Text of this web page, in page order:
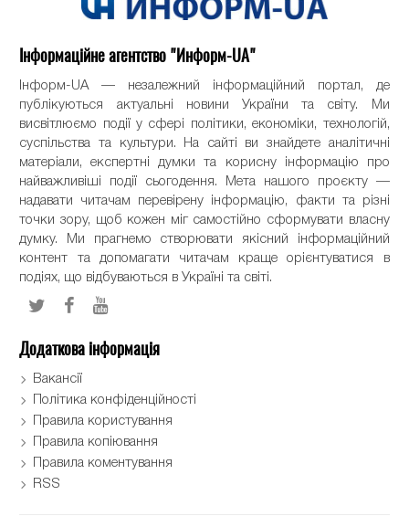
Інформаційне агентство "Информ-UA"
Інформ-UA — незалежний інформаційний портал, де
публікуються актуальні новини України та світу. Ми
висвітлюємо події у сфері політики, економіки, технологій,
суспільства та культури. На сайті ви знайдете аналітичні
матеріали, експертні думки та корисну інформацію про
найважливіші події сьогодення. Мета нашого проєкту —
надавати читачам перевірену інформацію, факти та різні
точки зору, щоб кожен міг самостійно сформувати власну
думку. Ми прагнемо створювати якісний інформаційний
контент та допомагати читачам краще орієнтуватися в
подіях, що відбуваються в Україні та світі.
Додаткова інформація
Вакансії
Політика конфіденційності
Правила користування
Правила копіювання
Правила коментування
RSS